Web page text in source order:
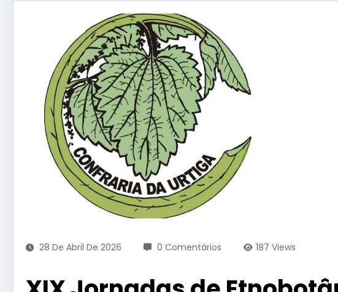
28 De Abril De 2026 0 Comentários 187 Views